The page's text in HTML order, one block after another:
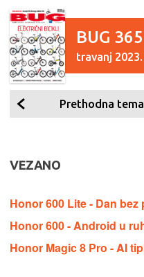
BUG 365
travanj 2023.
Prethodna tema
VEZANO
Honor 600 Lite - Dan bez
Honor 600 - Android u
Honor Magic 8 Pro - AI